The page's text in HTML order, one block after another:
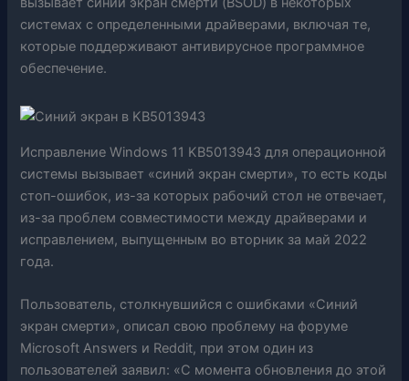
системах с определенными драйверами, включая те,
которые поддерживают антивирусное программное
обеспечение.
Исправление Windows 11 KB5013943 для операционной
системы вызывает «синий экран смерти», то есть коды
стоп-ошибок, из-за которых рабочий стол не отвечает,
из-за проблем совместимости между драйверами и
исправлением, выпущенным во вторник за май 2022
года.
Пользователь, столкнувшийся с ошибками «Синий
экран смерти», описал свою проблему на форуме
Microsoft Answers и Reddit, при этом один из
пользователей заявил: «С момента обновления до этой